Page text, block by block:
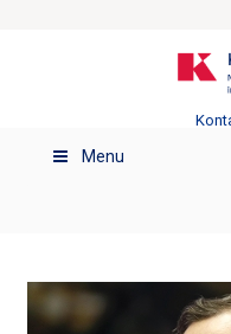
Menu